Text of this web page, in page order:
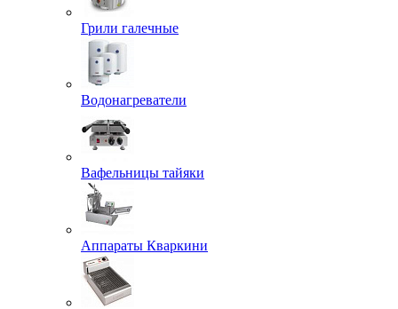
Грили галечные
Водонагреватели
Вафельницы тайяки
Аппараты Кваркини